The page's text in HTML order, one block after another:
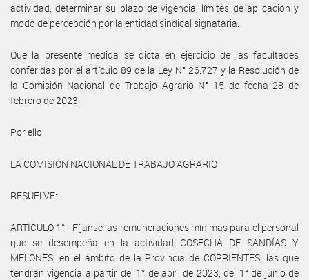
actividad, determinar su plazo de vigencia, límites de aplicación y
modo de percepción por la entidad sindical signataria.
Que la presente medida se dicta en ejercicio de las facultades
conferidas por el artículo 89 de la Ley N° 26.727 y la Resolución de
la Comisión Nacional de Trabajo Agrario N° 15 de fecha 28 de
febrero de 2023.
Por ello,
LA COMISIÓN NACIONAL DE TRABAJO AGRARIO
RESUELVE:
ARTÍCULO 1°.- Fíjanse las remuneraciones mínimas para el personal
que se desempeña en la actividad COSECHA DE SANDÍAS Y
MELONES, en el ámbito de la Provincia de CORRIENTES, las que
tendrán vigencia a partir del 1° de abril de 2023, del 1° de junio de